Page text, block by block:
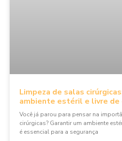
Limpeza de salas
ambiente estéril e livre de
Você já parou para pensar na
cirúrgicas? Garantir um ambiente
é essencial para a segurança